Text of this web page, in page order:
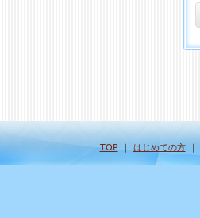
TOP｜ はじめての方｜